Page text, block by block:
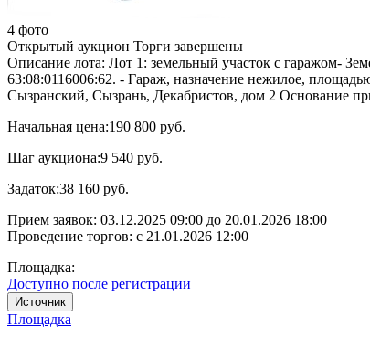
4 фото
Открытый аукцион Торги завершены
Описание лота: Лот 1: земельный участок с гаражом-
63:08:0116006:62. - Гараж, назначение нежилое,
Сызранский, Сызрань, Декабристов, дом 2 Основание
Начальная цена:190 800 руб.
Шаг аукциона:9 540 руб.
Задаток:38 160 руб.
Прием заявок: 03.12.2025 09:00 до 20.01.2026 18:00
Проведение торгов: с 21.01.2026 12:00
Площадка:
Доступно после регистрации
Источник
Площадка